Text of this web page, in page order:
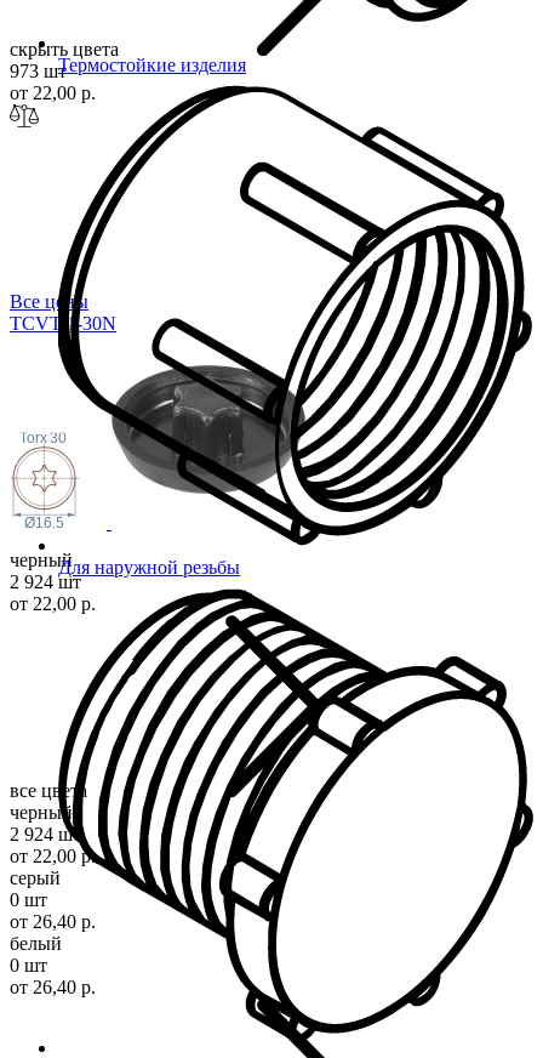
Термостойкие изделия
Для наружной резьбы
скрыть цвета
973 шт
от 22,00 р.
Все цены
TCVT-1-30N
Ø16.5
Torx30
черный
2 924 шт
от 22,00 р.
все цвета
черный
2 924 шт
от 22,00 р.
серый
0 шт
от 26,40 р.
белый
0 шт
от 26,40 р.